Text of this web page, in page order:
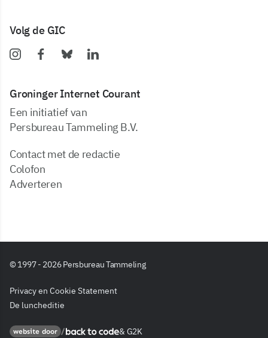
Volg de GIC
Groninger Internet Courant
Een initiatief van
Persbureau Tammeling B.V.
Contact met de redactie
Colofon
Adverteren
© 1997 - 2026 Persbureau Tammeling
Privacy en Cookie Statement
De luncheditie
website doorBack to code & G2K